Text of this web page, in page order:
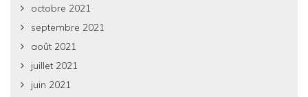
octobre 2021
septembre 2021
août 2021
juillet 2021
juin 2021